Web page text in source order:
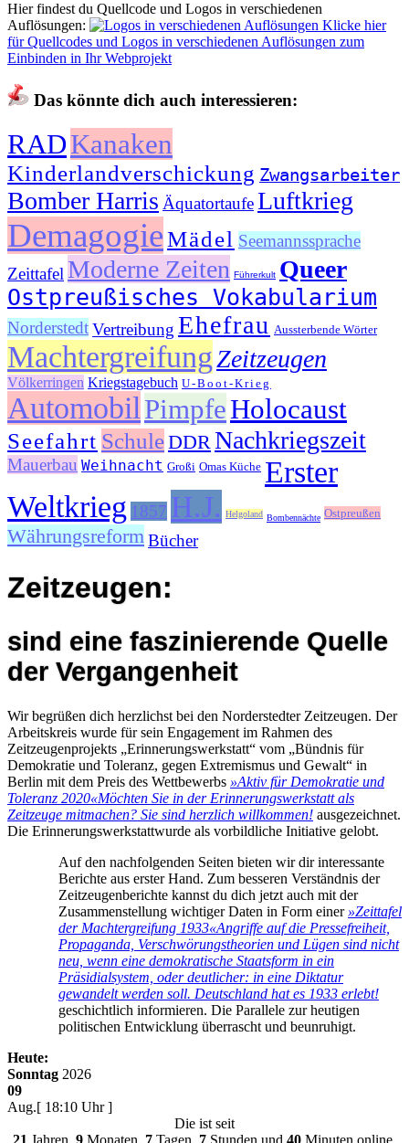
Hier findest du Quellcode und Logos in verschiedenen
Auflösungen:
Klicke hier
für Quellcodes und Logos in verschiedenen Auflösungen zum
Einbinden in Ihr Webprojekt
Das könnte dich auch interessieren:
RADKanaken
Kinderlandverschickung Zwangsarbeiter
Bomber Harris ÄquatortaufeLuftkrieg
DemagogieMädel Seemannssprache
Zeittafel Moderne Zeiten Führerkult Queer
Ostpreußisches Vokabularium
NorderstedtVertreibung Ehefrau Aussterbende Wörter
MachtergreifungZeitzeugen
Völkerringen Kriegstagebuch U-Boot-Krieg
Automobil PimpfeHolocaust
Seefahrt SchuleDDRNachkriegszeit
Mauerbau Weihnacht Großi Omas Küche Erster
Weltkrieg 1857 H.J. Helgoland Bombennächte Ostpreußen
WährungsreformBücher
Zeitzeugen:
sind eine faszinierende Quelle
der Vergangenheit
Wir begrüßen dich herzlichst bei den Norderstedter Zeitzeugen. Der
Arbeitskreis wurde für sein Engagement im Rahmen des
Zeitzeugenprojekts „Erinnerungswerkstatt“ vom „Bündnis für
Demokratie und Toleranz, gegen Extremismus und Gewalt“ in
Berlin mit dem Preis des Wettbewerbs »Aktiv für Demokratie und
Toleranz 2020«Möchten Sie in der Erinnerungswerkstatt als
Zeitzeuge mitmachen? Sie sind herzlich willkommen! ausgezeichnet.
Die Erinnerungswerkstattwurde als vorbildliche Initiative gelobt.
Auf den nachfolgenden Seiten bieten wir dir interessante
Berichte aus erster Hand. Zum besseren Verständnis der
Zeitzeugenberichte kannst du dich jetzt auch mit der
Zusammenstellung wichtiger Daten in Form einer»Zeittafel
der Machtergreifung 1933«Angriffe auf die Pressefreiheit,
Propaganda, Verschwörungstheorien und Lügen sind nicht
neu, wenn eine demokratische Staatsform in ein
Präsidialsystem, oder deutlicher: in eine Diktatur
gewandelt werden soll. Deutschland hat es 1933 erlebt!
geschichtlich informieren. Die Parallele zur heutigen
politischen Entwicklung überrascht und beunruhigt.
Heute:
Sonntag 2026
09
Aug.[ 18:10 Uhr ]
Die ist seit